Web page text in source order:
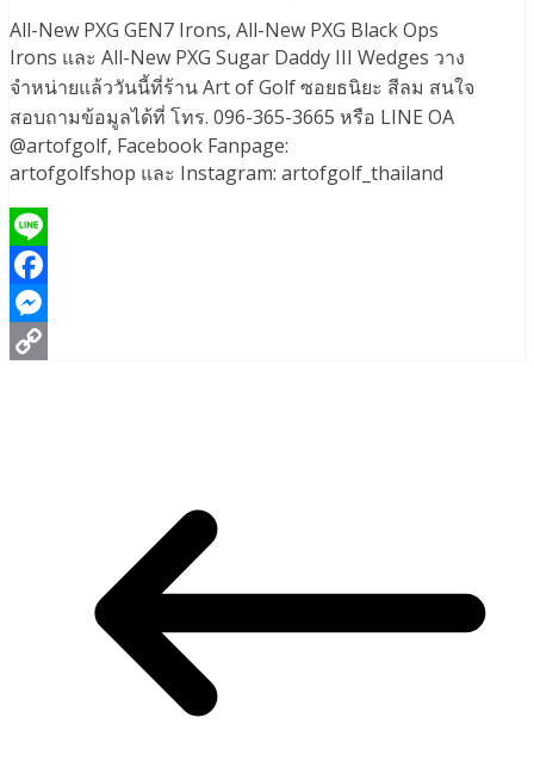
All-New PXG GEN7 Irons, All-New PXG Black Ops
Irons และ All-New PXG Sugar Daddy III Wedges วาง
จำหน่ายแล้ววันนี้ที่ร้าน Art of Golf ซอยธนิยะ สีลม สนใจ
สอบถามข้อมูลได้ที่ โทร. 096-365-3665 หรือ LINE OA
@artofgolf, Facebook Fanpage:
artofgolfshop และ Instagram: artofgolf_thailand
Line
Facebook
Messenger